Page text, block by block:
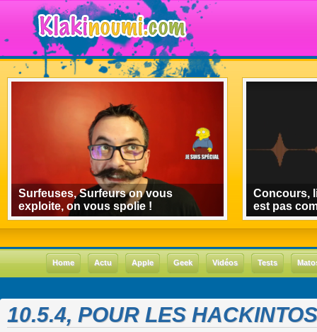
Surfeuses, Surfeurs on vous
exploite, on vous spolie !
Concours,
est pas
Home Actu Apple Geek Vidéos Tests
10.5.4, POUR LES